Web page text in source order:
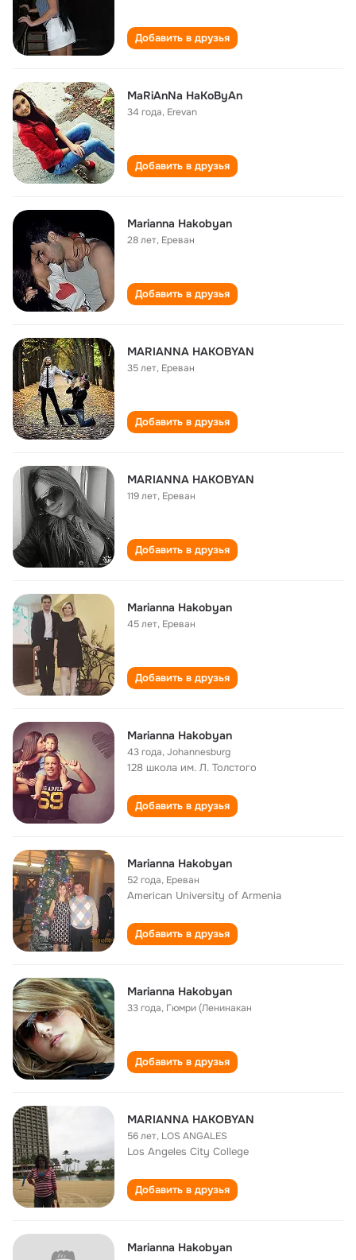
Добавить в друзья
MaRiAnNa HaKoByAn
34 года, Erevan
Добавить в друзья
Marianna Hakobyan
28 лет, Ереван
Добавить в друзья
MARIANNA HAKOBYAN
35 лет, Ереван
Добавить в друзья
MARIANNA HAKOBYAN
119 лет, Ереван
Добавить в друзья
Marianna Hakobyan
45 лет, Ереван
Добавить в друзья
Marianna Hakobyan
43 года,Johannesburg
128 школа им. Л. Толстого
Добавить в друзья
Marianna Hakobyan
52 года, Ереван
American University of Armenia
Добавить в друзья
Marianna Hakobyan
33 года, Гюмри (Ленинакан
Добавить в друзья
MARIANNA HAKOBYAN
56 лет, LOS ANGALES
Los Angeles City College
Добавить в друзья
Marianna Hakobyan